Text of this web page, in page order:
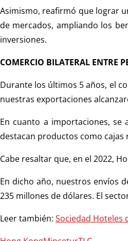
Asimismo, reafirmó que lograr
de mercados, ampliando los
inversiones.
COMERCIO BILATERAL ENTRE
Durante los últimos 5 años, el
nuestras exportaciones
En cuanto a importaciones, se
destacan productos como
Cabe resaltar que, en el 2022,
En dicho año, nuestros envíos
235 millones de dólares. El
Leer también: Sociedad Hoteles